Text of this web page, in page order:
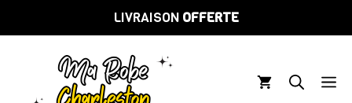
au
LIVRAISON OFFERTE